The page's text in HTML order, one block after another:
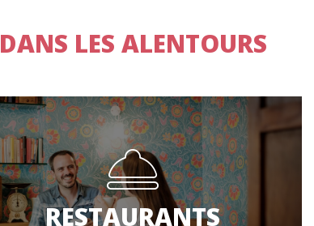
DANS LES ALENTOURS
RESTAURANTS